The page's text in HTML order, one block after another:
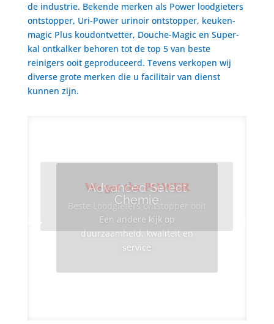
de industrie. Bekende merken als Power loodgieters
ontstopper, Uri-Power urinoir ontstopper, keuken-
magic Plus koudontvetter, Douche-Magic en Super-
kal ontkalker behoren tot de top 5 van beste
reinigers ooit geproduceerd. Tevens verkopen wij
diverse grote merken die u facilitair van dienst
kunnen zijn.
Advanced Select
Chemie
Een andere kijk op
duurzaamheid, kwaliteit en
service
We got the POWER
Beste Loodgieters ontstopper ooit